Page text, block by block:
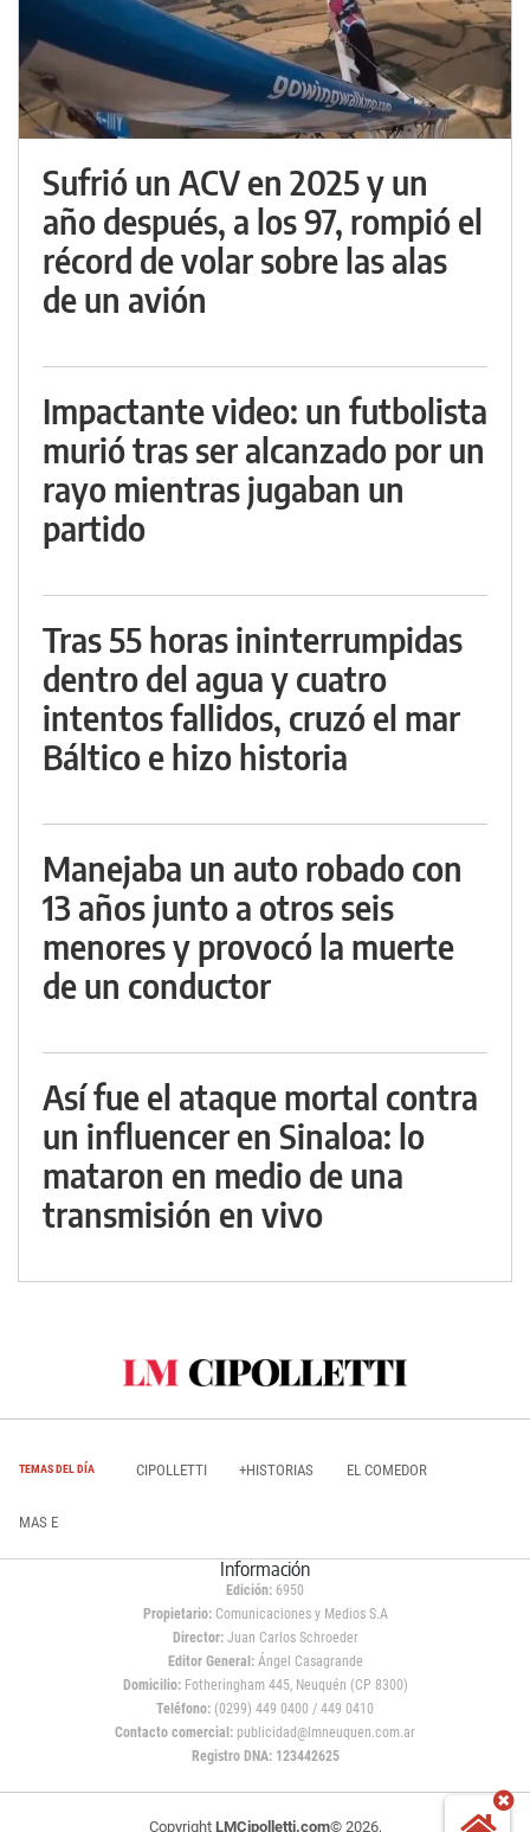
Sufrió un ACV en 2025 y un
año después, a los 97, rompió el
récord de volar sobre las alas
de un avión
Impactante video: un futbolista
murió tras ser alcanzado por un
rayo mientras jugaban un
partido
Tras 55 horas ininterrumpidas
dentro del agua y cuatro
intentos fallidos, cruzó el mar
Báltico e hizo historia
Manejaba un auto robado con
13 años junto a otros seis
menores y provocó la muerte
de un conductor
Así fue el ataque mortal contra
un influencer en Sinaloa: lo
mataron en medio de una
transmisión en vivo
TEMAS DEL DÍA CIPOLLETTI +HISTORIAS EL COMEDOR
MAS E
Información
Edición: 6950
Propietario:Comunicaciones y Medios S.A
Director: Juan Carlos Schroeder
Editor General:Ángel Casagrande
Domicilio:Fotheringham 445, Neuquén (CP 8300)
Teléfono: (0299) 449 0400 / 449 0410
Contacto comercial: publicidad@lmneuquen.com.ar
Registro DNA: 123442625
Copyright LMCipolletti.com© 2026,